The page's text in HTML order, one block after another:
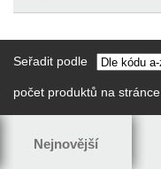
Seřadit podle
počet produktů na stránce
Nejnovější